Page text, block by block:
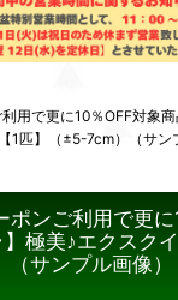
利用で更に10％OFF対象
1匹】（±5-7cm）（サン
ポンご利用で更
極美♪エクスク
（サンプル画像